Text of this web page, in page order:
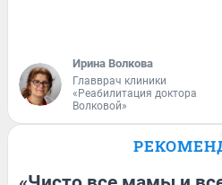
Ирина Волкова
Главврач клиники
«Реабилитация доктора
Волковой»